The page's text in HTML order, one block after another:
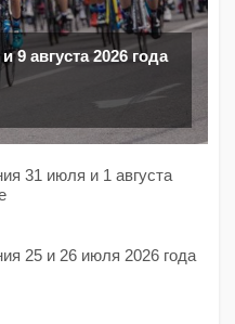
9 августа 2026 года
31 июля и 1 августа
25 и 26 июля 2026 года